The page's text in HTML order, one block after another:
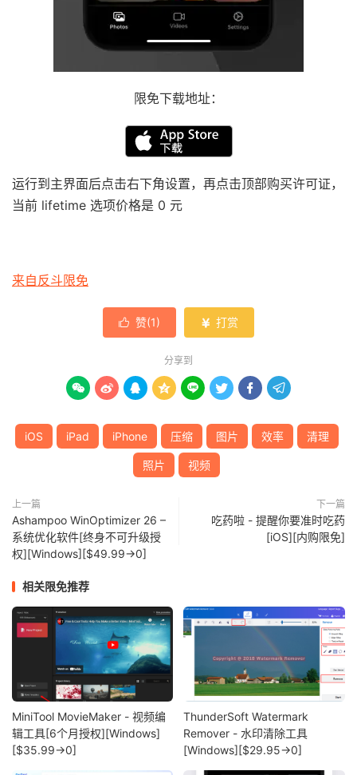
限免下载地址：
运行到主界面后点击右下角设置，再点击顶部购买许可证，
当前 lifetime 选项价格是 0 元
来自反斗限免
 赞(1)  打赏
分享到
       
iOS iPad iPhone 压缩 图片 效率 清理
照片 视频
上一篇
Ashampoo WinOptimizer 26 –
系统优化软件[终身不可升级授
权][Windows][$49.99→0]
下一篇
吃药啦 - 提醒你要准时吃药
[iOS][内购限免]
相关限免推荐
MiniTool MovieMaker - 视频编
辑工具[6个月授权][Windows]
[$35.99→0]
ThunderSoft Watermark
Remover - 水印清除工具
[Windows][$29.95→0]